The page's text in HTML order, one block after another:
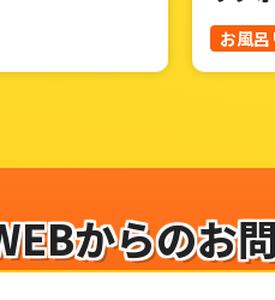
お風
からのお